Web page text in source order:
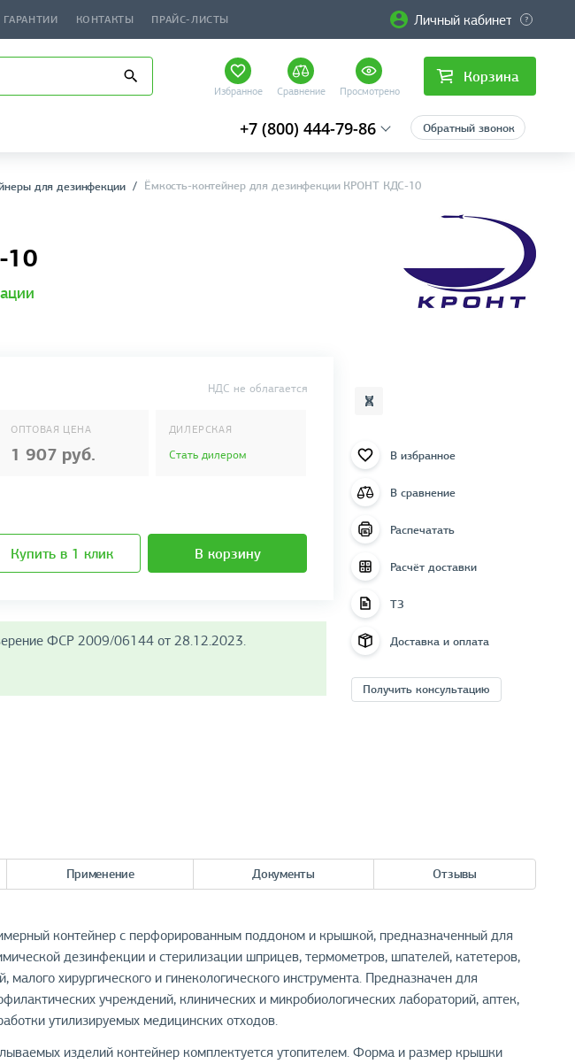
ГАРАНТИИ КОНТАКТЫ ПРАЙС-ЛИСТЫ Личный кабинет
Избранное Сравнение Просмотрено
Корзина
+7 (800) 444-79-86 Обратный звонок
для дезинфекции Ёмкость-контейнер для дезинфекции КРОНТ КДС-10
10
НДС не облагается
ОПТОВАЯ ЦЕНА
1 907 руб.
ДИЛЕРСКАЯ
Стать дилером
Купить в 1 клик В корзину
ФСР 2009/06144 от 28.12.2023.
В избранное
В сравнение
Распечатать
Расчёт доставки
ТЗ
Доставка и оплата
Получить консультацию
Применение Документы Отзывы
контейнер с перфорированным поддоном и крышкой, предназначенный для
дезинфекции и стерилизации шприцев, термометров, шпателей, катетеров,
хирургического и гинекологического инструмента. Предназначен для
учреждений, клинических и микробиологических лабораторий, аптек,
утилизируемых медицинских отходов.
изделий контейнер комплектуется утопителем. Форма и размер крышки